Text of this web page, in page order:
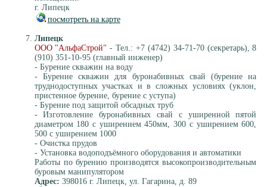
г. Липецк
посмотреть на карте
Липецк
ООО "АльфаСтрой" - Тел.: +7 (4742) 34-71-70 (секретарь), 8
(910) 351-10-95 (главный инженер)
- Бурение скважин на воду
- Бурение скважин для буронабивных свай (бурение на
труднодоступных участках и в сложных условиях (уклон,
пристенное бурение, бурение с уступа)
- Бурение под защитой обсадных труб
- Изготовление буронабивных свай с уширенной пятой
диаметром 180 с уширением 450мм, 300 с уширением 600,
500 с уширением 1000
- Очистка прудов
- Установка водоподъёмного оборудования и автоматики
Работы по бурению производятся высокопроизводительным
буровым манипулятором
Адрес: 398016 г. Липецк, ул. Гагарина, д. 89